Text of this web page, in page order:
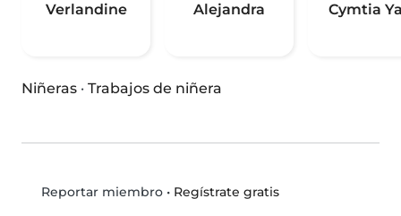
Verlandine Alejandra Cymtia
Niñeras · Trabajos de niñera
Reportar miembro• Regístrate gratis